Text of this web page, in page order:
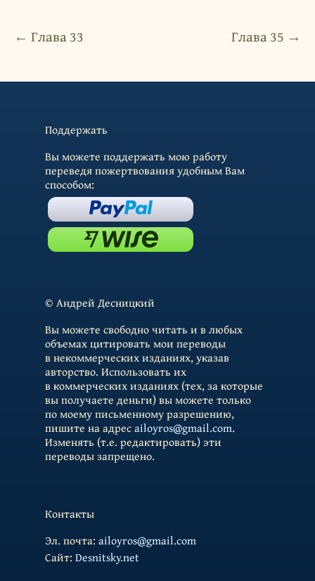
← Глава 33 Глава 35 →
Поддержать
Вы можете поддержать мою работу
переведя пожертвования удобным Вам
способом:
© Андрей Десницкий
Вы можете свободно читать и в любых
объемах цитировать мои переводы
в некоммерческих изданиях, указав
авторство. Использовать их
в коммерческих изданиях (тех, за которые
вы получаете деньги) вы можете только
по моему письменному разрешению,
пишите на адресailoyros@gmail.com.
Изменять (т.е. редактировать) эти
переводы запрещено.
Контакты
Эл. почта: ailoyros@gmail.com
Cайт: Desnitsky.net